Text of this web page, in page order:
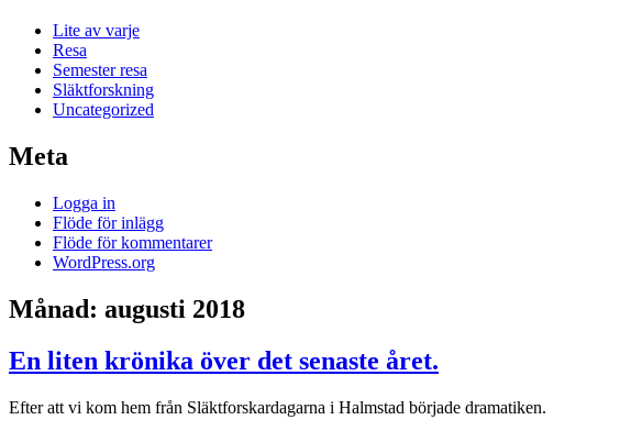
Lite av varje
Resa
Semester resa
Släktforskning
Uncategorized
Meta
Logga in
Flöde för inlägg
Flöde för kommentarer
WordPress.org
Månad: augusti 2018
En liten krönika över det senaste året.
Efter att vi kom hem från Släktforskardagarna i Halmstad började dramatiken.